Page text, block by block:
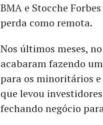
BMA e Stocche
perda como remota.
Nos últimos meses,
acabaram fazendo
para os minoritários
que levou
fechando negócio